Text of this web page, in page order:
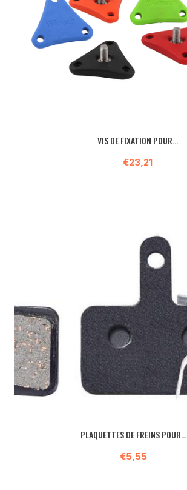
VIS DE FIXATION POUR...
€23,21
PLAQUETTES DE FREINS POUR...
€5,55